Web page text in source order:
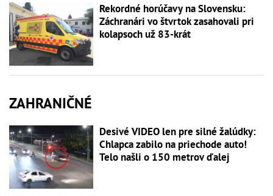
Rekordné horúčavy na Slovensku:
Záchranári vo štvrtok zasahovali pri
kolapsoch už 83-krát
ZAHRANIČNÉ
Desivé VIDEO len pre silné žalúdky:
Chlapca zabilo na priechode auto!
Telo našli o 150 metrov ďalej